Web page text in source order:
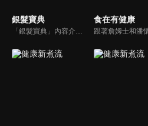
銀髮寶典
「銀髮寶典」內容介紹銀髮族相關的醫療知識，讓爺爺奶奶們能了解銀髮族常見的疾病、或是身體常遇到的問題，並邀請專業的醫師上節目解答，詳細深入且淺顯易懂的方式講述給各位爺爺奶奶們。為銀髮族的身體健康預防把關，讓爺爺奶奶能有一個樂活的退休生活。
食在有健康